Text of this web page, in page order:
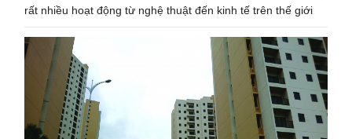
rất nhiều hoạt động từ nghệ thuật đến kinh tế trên thế giới